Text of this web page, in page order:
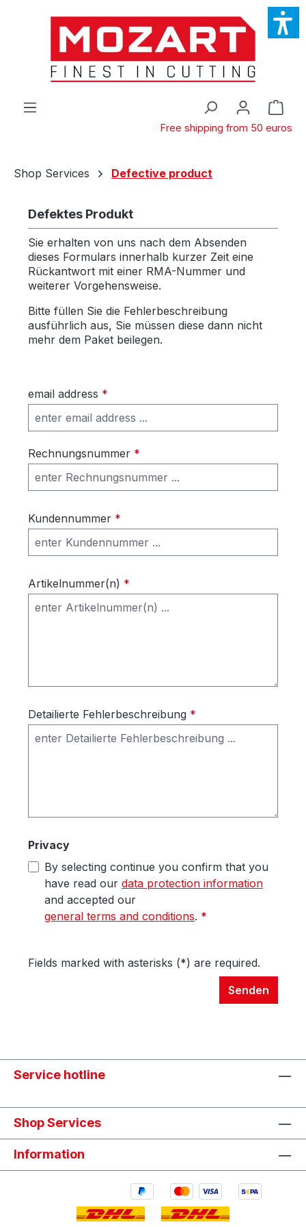
Skip to main content
Free shipping from 50 euros
Shop Services Defective product
Defektes Produkt
Sie erhalten von uns nach dem Absenden
dieses Formulars innerhalb kurzer Zeit eine
Rückantwort mit einer RMA-Nummer und
weiterer Vorgehensweise.
Bitte füllen Sie die Fehlerbeschreibung
ausführlich aus, Sie müssen diese dann nicht
mehr dem Paket beilegen.
email address *
Rechnungsnummer *
Kundennummer *
Artikelnummer(n) *
Detailierte Fehlerbeschreibung *
Privacy
By selecting continue you confirm that you
have read our data protection information
and accepted our
general terms and conditions. *
Fields marked with asterisks (*) are required.
Senden
Service hotline
Shop Services
Information